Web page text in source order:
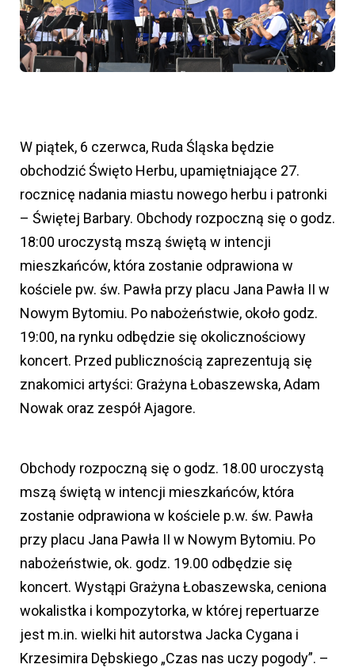
W piątek, 6 czerwca, Ruda Śląska będzie
obchodzić Święto Herbu, upamiętniające 27.
rocznicę nadania miastu nowego herbu i patronki
– Świętej Barbary. Obchody rozpoczną się o godz.
18:00 uroczystą mszą świętą w intencji
mieszkańców, która zostanie odprawiona w
kościele pw. św. Pawła przy placu Jana Pawła II w
Nowym Bytomiu. Po nabożeństwie, około godz.
19:00, na rynku odbędzie się okolicznościowy
koncert. Przed publicznością zaprezentują się
znakomici artyści: Grażyna Łobaszewska, Adam
Nowak oraz zespół Ajagore.
Obchody rozpoczną się o godz. 18.00 uroczystą
mszą świętą w intencji mieszkańców, która
zostanie odprawiona w kościele p.w. św. Pawła
przy placu Jana Pawła II w Nowym Bytomiu. Po
nabożeństwie, ok. godz. 19.00 odbędzie się
koncert. Wystąpi Grażyna Łobaszewska, ceniona
wokalistka i kompozytorka, w której repertuarze
jest m.in. wielki hit autorstwa Jacka Cygana i
Krzesimira Dębskiego „Czas nas uczy pogody”. –